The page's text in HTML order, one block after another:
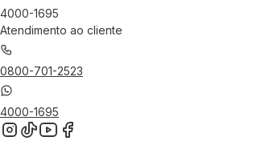
4000-1695
Atendimento ao cliente
0800-701-2523
4000-1695